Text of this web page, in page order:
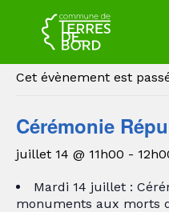
« Tous les Évènements
Cet évènement est
Cérémonie
juillet 14 @ 11h00 -
Mardi 14 juillet :
monuments aux morts